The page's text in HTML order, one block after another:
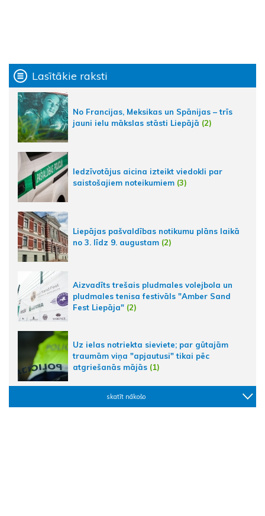
Lasītākie raksti
No Francijas, Meksikas un Spānijas – trīs
jauni ielu mākslas stāsti Liepājā (2)
Iedzīvotājus aicina izteikt viedokli par
saistošajiem noteikumiem (3)
Liepājas pašvaldības notikumu plāns laikā
no 3. līdz 9. augustam (2)
Aizvadīts trešais pludmales volejbola un
pludmales tenisa festivāls "Amber Sand
Fest Liepāja" (2)
Uz ielas notriekta sieviete; par gūtajām
traumām viņa "apjautusi" tikai pēc
atgriešanās mājās (1)
skatīt nākošo